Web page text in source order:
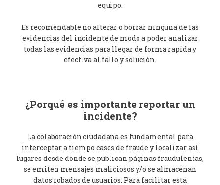
equipo.
Es recomendable no alterar o borrar ninguna de las
evidencias del incidente de modo a poder analizar
todas las evidencias para llegar de forma rapida y
efectiva al fallo y solución.
¿Porqué es importante reportar un
incidente?
La colaboración ciudadana es fundamental para
interceptar a tiempo casos de fraude y localizar así
lugares desde donde se publican páginas fraudulentas,
se emiten mensajes maliciosos y/o se almacenan
datos robados de usuarios. Para facilitar esta